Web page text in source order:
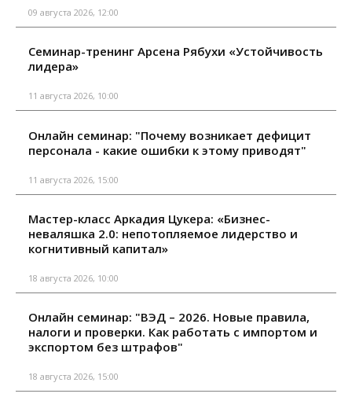
09 августа 2026, 12:00
Семинар-тренинг Арсена Рябухи «Устойчивость
лидера»
11 августа 2026, 10:00
Онлайн семинар: "Почему возникает дефицит
персонала - какие ошибки к этому приводят"
11 августа 2026, 15:00
Мастер-класс Аркадия Цукера: «Бизнес-
неваляшка 2.0: непотопляемое лидерство и
когнитивный капитал»
18 августа 2026, 10:00
Онлайн семинар: "ВЭД – 2026. Новые правила,
налоги и проверки. Как работать с импортом и
экспортом без штрафов"
18 августа 2026, 15:00